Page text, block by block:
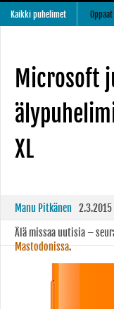
Kaikki puhelimet Oppaat
Microsoft
XL
Manu Pitkänen
Älä missaa uutisia –
Mastodonissa.